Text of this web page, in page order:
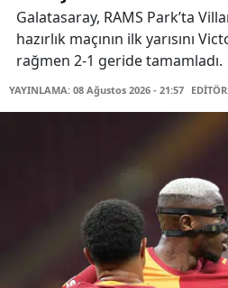
Galatasaray, RAMS Park’ta
hazırlık maçının ilk yarısını
rağmen 2-1 geride tamamladı.
YAYINLAMA: 08 Ağustos 2026 - 21:57